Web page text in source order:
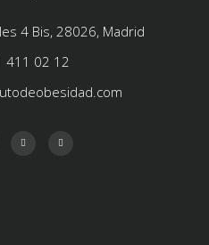
4 Bis, 28026, Madrid
411 02 12